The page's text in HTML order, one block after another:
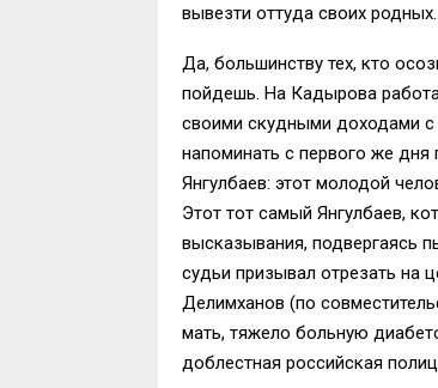
вывезти оттуда своих родных.
Да, большинству тех, кто
пойдешь. На Кадырова
своими скудными доходами с
напоминать с первого же дня
Янгулбаев: этот молодой
Этот тот самый Янгулбаев,
высказывания, подвергаясь
судьи призывал отрезать на
Делимханов (по
мать, тяжело больную
доблестная российская